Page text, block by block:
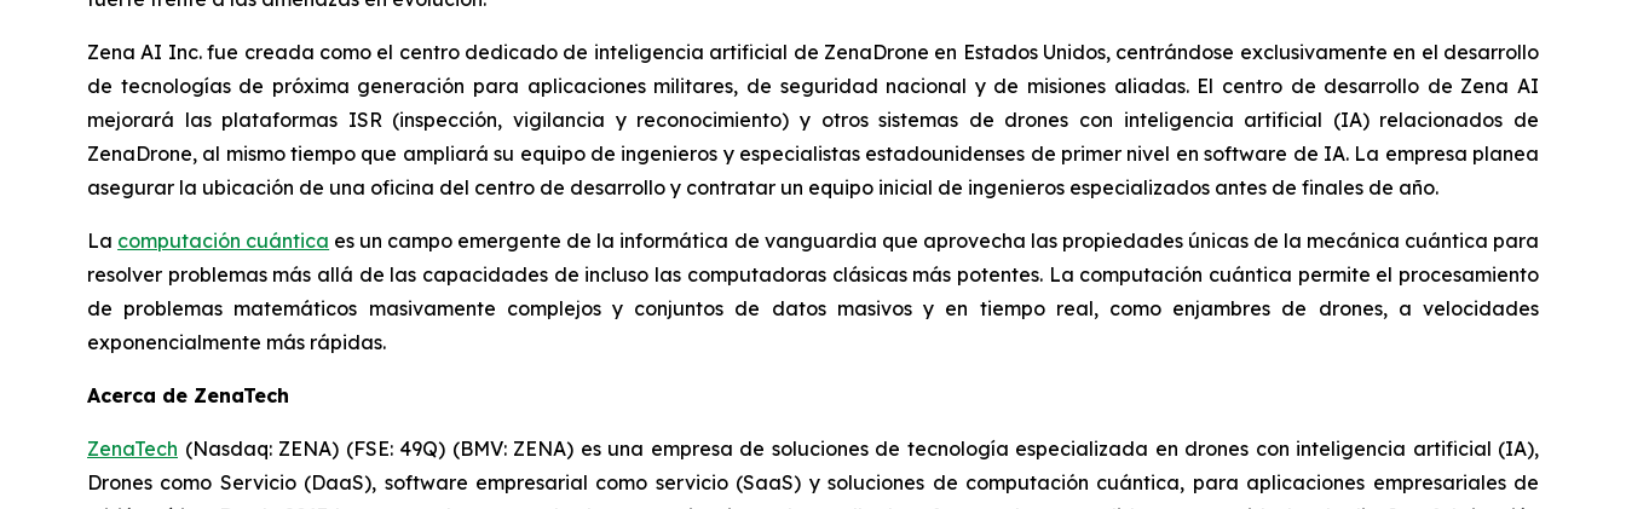
Zena AI Inc. fue creada como el centro dedicado de inteligencia artificial de ZenaDrone en Estados Unidos, centrándose exclusivamente en el desarrollo
de tecnologías de próxima generación para aplicaciones militares, de seguridad nacional y de misiones aliadas. El centro de desarrollo de Zena AI
mejorará las plataformas ISR (inspección, vigilancia y reconocimiento) y otros sistemas de drones con inteligencia artificial (IA) relacionados de
ZenaDrone, al mismo tiempo que ampliará su equipo de ingenieros y especialistas estadounidenses de primer nivel en software de IA. La empresa planea
asegurar la ubicación de una oficina del centro de desarrollo y contratar un equipo inicial de ingenieros especializados antes de finales de año.
La computación cuántica es un campo emergente de la informática de vanguardia que aprovecha las propiedades únicas de la mecánica cuántica para
resolver problemas más allá de las capacidades de incluso las computadoras clásicas más potentes. La computación cuántica permite el procesamiento
de problemas matemáticos masivamente complejos y conjuntos de datos masivos y en tiempo real, como enjambres de drones, a velocidades
exponencialmente más rápidas.
Acerca de ZenaTech
ZenaTech (Nasdaq: ZENA) (FSE: 49Q) (BMV: ZENA) es una empresa de soluciones de tecnología especializada en drones con inteligencia artificial (IA),
Drones como Servicio (DaaS), software empresarial como servicio (SaaS) y soluciones de computación cuántica, para aplicaciones empresariales de